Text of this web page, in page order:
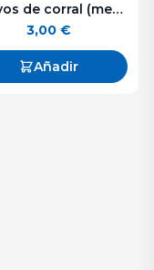
Huevos de corral (media docena).
3,00 €
Añadir